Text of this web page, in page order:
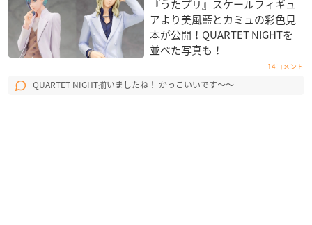
『うたプリ』スケールフィギュ
アより美風藍とカミュの彩色見
本が公開！QUARTET NIGHT​を
並べた写真も！
14コメント
QUARTET NIGHT揃いましたね！ かっこいいです〜〜